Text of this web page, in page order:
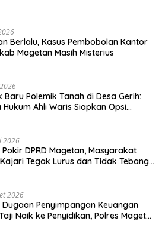
Berlalu, Kasus Pembobolan Kantor
Magetan Masih Misterius
Baru Polemik Tanah di Desa Gerih:
Hukum Ahli Waris Siapkan Opsi
2026
Pokir DPRD Magetan, Masyarakat
Tegak Lurus dan Tidak Tebang
2026
Dugaan Penyimpangan Keuangan
Naik ke Penyidikan, Polres Magetan